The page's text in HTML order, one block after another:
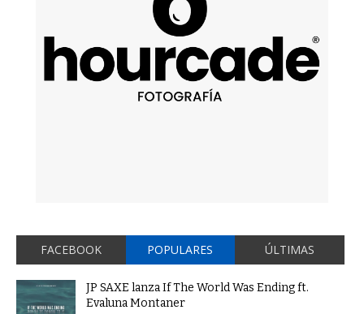
FACEBOOK POPULARES ÚLTIMAS
JP SAXE lanza If The World Was Ending ft.
Evaluna Montaner